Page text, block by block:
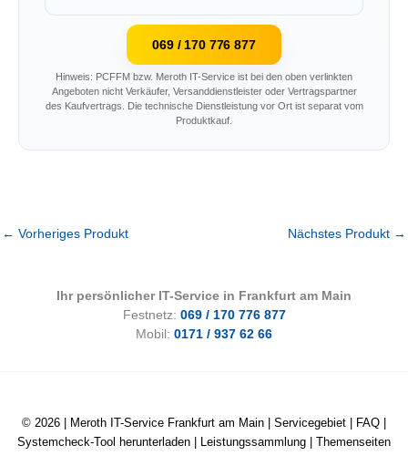
069 / 170 776 877
Hinweis: PCFFM bzw. Meroth IT-Service ist bei den oben verlinkten
Angeboten nicht Verkäufer, Versanddienstleister oder Vertragspartner
des Kaufvertrags. Die technische Dienstleistung vor Ort ist separat vom
Produktkauf.
← Vorheriges Produkt Nächstes Produkt →
Ihr persönlicher IT-Service in Frankfurt am Main
Festnetz: 069 / 170 776 877
Mobil: 0171 / 937 62 66
© 2026 | Meroth IT-Service Frankfurt am Main Servicegebiet FAQ
Systemcheck-Tool herunterladen
Leistungssammlung Themenseiten